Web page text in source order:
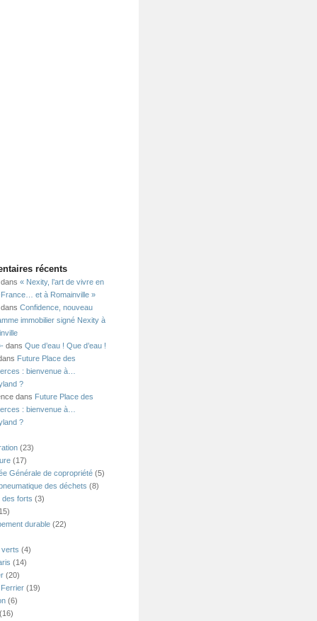
récents
« Nexity, l’art de vivre en
et à Romainville »
Confidence, nouveau
immobilier signé Nexity à
dansQue d’eau ! Que d’eau !
Future Place des
: bienvenue à…
?
dans Future Place des
: bienvenue à…
?
(23)
(17)
Générale de copropriété (5)
des déchets (8)
des forts (3)
durable (22)
(4)
(14)
(20)
(19)
(6)